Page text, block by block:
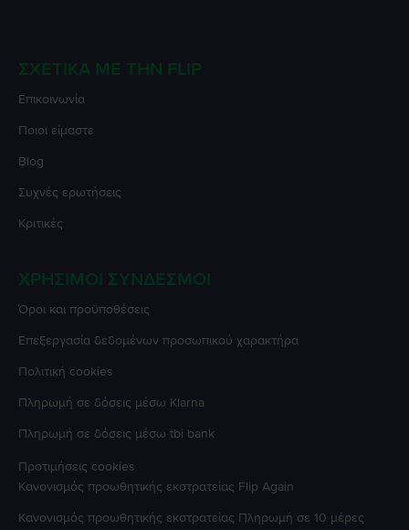
ΣΧΕΤΙΚΆ ΜΕ ΤΗΝ FLIP
Επικοινωνία
Ποιοι είμαστε
Blog
Συχνές ερωτήσεις
Κριτικές
ΧΡΉΣΙΜΟΙ ΣΎΝΔΕΣΜΟΙ
Όροι και προϋποθέσεις
Επεξεργασία δεδομένων προσωπικού χαρακτήρα
Πολιτική cookies
Πληρωμή σε δόσεις μέσω Klarna
Πληρωμή σε δόσεις μέσω tbi bank
Προτιμήσεις cookies
Κανονισμός προωθητικής εκστρατείας Flip Again
Κανονισμός προωθητικής εκστρατείας Πληρωμή σε 10 μέρες